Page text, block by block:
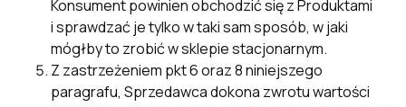
Konsument powinien obchodzić się z Produktami
i sprawdzać je tylko w taki sam sposób, w jaki
mógłby to zrobić w sklepie stacjonarnym.
Z zastrzeżeniem pkt 6 oraz 8 niniejszego
paragrafu, Sprzedawca dokona zwrotu wartości